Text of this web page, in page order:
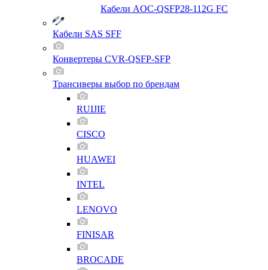
Кабели AOC-QSFP28-112G FC
Кабели SAS SFF
Конвертеры CVR-QSFP-SFP
Трансиверы выбор по брендам
RUIJIE
CISCO
HUAWEI
INTEL
LENOVO
FINISAR
BROCADE